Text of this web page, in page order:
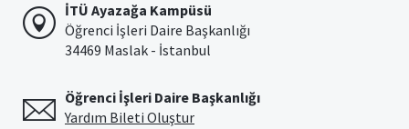
İTÜ Ayazağa Kampüsü
Öğrenci İşleri Daire Başkanlığı
34469 Maslak - İstanbul
Öğrenci İşleri Daire Başkanlığı
Yardım Bileti Oluştur